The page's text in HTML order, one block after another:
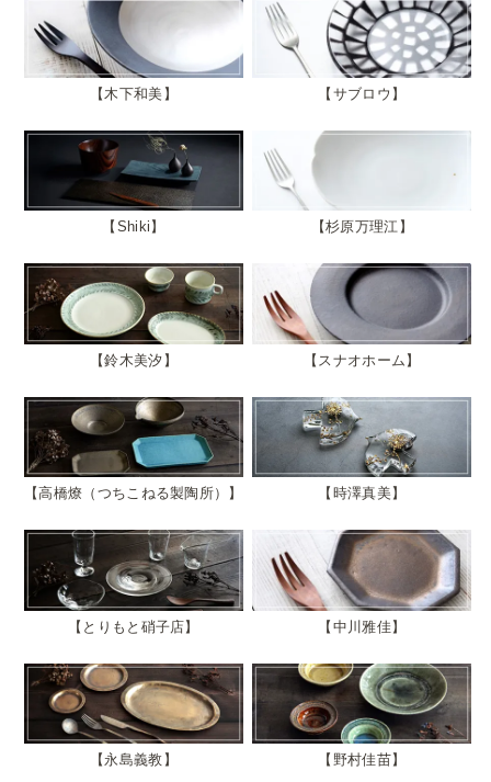
木下和美 サブロウ
Shiki 杉原万理江
鈴木美汐 スナオホーム
高橋燎（つちこねる製陶所） 時澤真美
とりもと硝子店 中川雅佳
永島義教 野村佳苗